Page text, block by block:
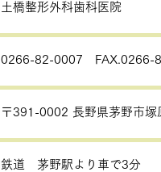
土橋整形外科歯科医院
0266-82-0007 FAX.0266-
〒391-0002 長野県茅野市
鉄道 茅野駅より車で3分